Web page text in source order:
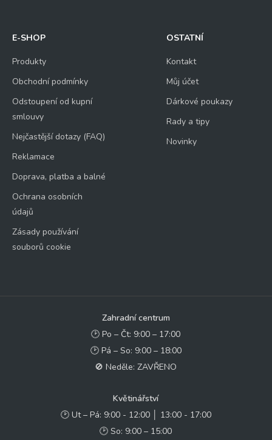
E-SHOP
Produkty
Obchodní podmínky
Odstoupení od kupní
smlouvy
Nejčastější dotazy (FAQ)
Reklamace
Doprava, platba a balné
Ochrana osobních
údajů
Zásady používání
souborů cookie
OSTATNÍ
Kontakt
Můj účet
Dárkové poukazy
Rady a tipy
Novinky
Zahradní centrum
🕑 Po – Čt: 9:00 – 17:00
🕑 Pá – So: 9:00 – 18:00
🚫 Neděle: ZAVŘENO
Květinářství
🕑 Ut – Pá: 9:00 - 12:00 │ 13:00 - 17:00
🕑 So: 9:00 – 15:00